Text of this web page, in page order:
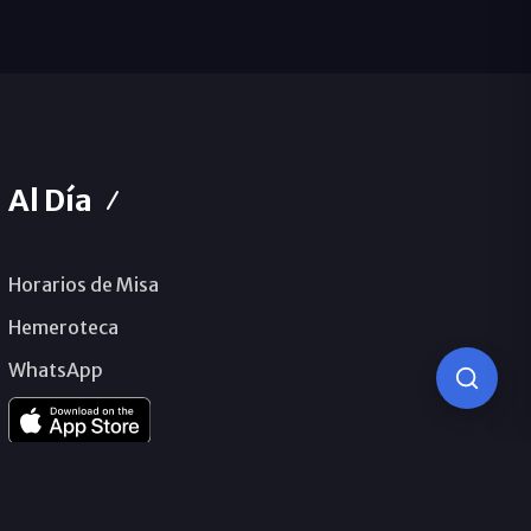
Al Día
Horarios de Misa
Hemeroteca
WhatsApp